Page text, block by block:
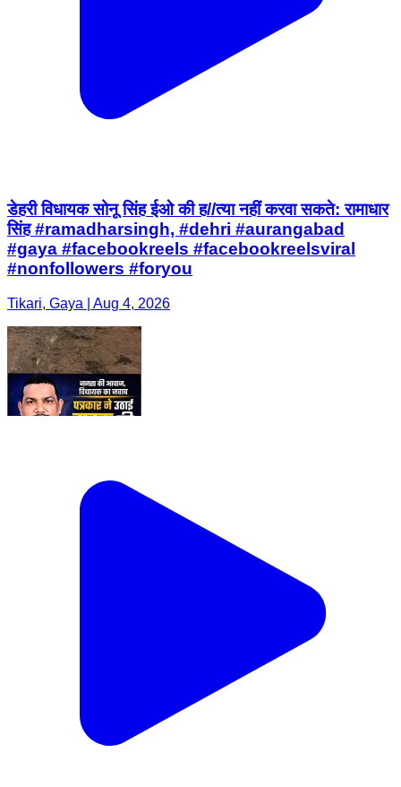
डेहरी विधायक सोनू सिंह ईओ की ह//त्या नहीं करवा सकते: रामाधार
सिंह #ramadharsingh, #dehri #aurangabad
#gaya #facebookreels #facebookreelsviral
#nonfollowers #foryou
Tikari, Gaya | Aug 4, 2026